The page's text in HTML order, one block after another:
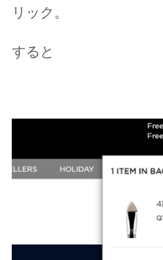
リック。
すると